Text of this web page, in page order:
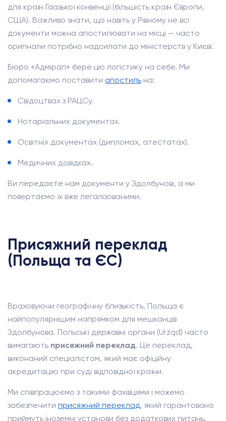
для країн Гаазької конвенції (більшість країн Європи,
США). Важливо знати, що навіть у Рівному не всі
документи можна апостилювати на місці — часто
оригінали потрібно надсилати до міністерств у Києві.
Бюро «Адмірал» бере цю логістику на себе. Ми
допомагаємо поставити апостиль на:
Свідоцтвах з РАЦСу.
Нотаріальних документах.
Освітніх документах (дипломах, атестатах).
Медичних довідках.
Ви передаєте нам документи у Здолбунові, а ми
повертаємо їх вже легалізованими.
Присяжний переклад
(Польща та ЄС)
Враховуючи географічну близькість, Польща є
найпопулярнішим напрямком для мешканців
Здолбунова. Польські державні органи (Urząd) часто
вимагають присяжний переклад. Це переклад,
виконаний спеціалістом, який має офіційну
акредитацію при суді відповідної країни.
Ми співпрацюємо з такими фахівцями і можемо
забезпечити присяжний переклад, який гарантовано
приймуть іноземні установи без додаткових питань.